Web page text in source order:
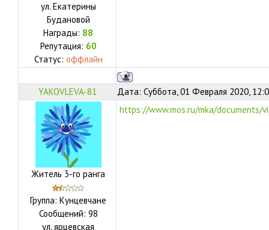
ул. Екатерины
Будановой
Награды: 88
Репутация: 60
Статус: оффлайн
YAKOVLEVA-81 Дата: Суббота, 01 Февраля 2020,
Житель 3-го ранга
Группа: Кунцевчане
Сообщений: 98
ул. ярцевская
https://www.mos.ru/mka/documents/